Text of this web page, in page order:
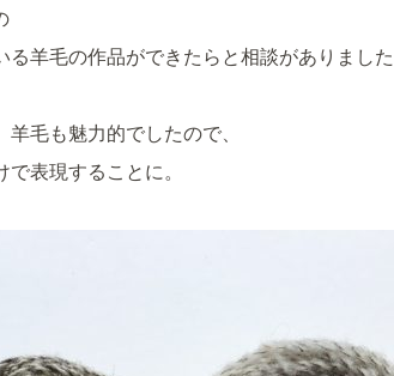
る羊毛の作品ができたらと相談がありまし
毛も魅力的でしたので、
表現することに。